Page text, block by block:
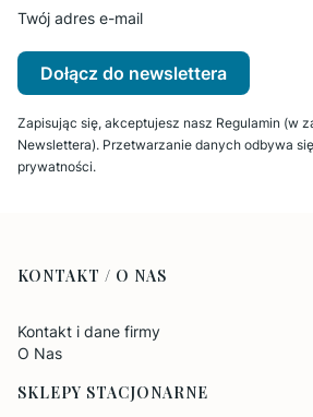
Twój adres e-mail
Dołącz do newslettera
Zapisując się, akceptujesz nasz Regulamin (w
Newslettera). Przetwarzanie danych odbywa
prywatności.
Linki w stopce
KONTAKT / O NAS
Kontakt i dane firmy
O Nas
SKLEPY STACJONARNE